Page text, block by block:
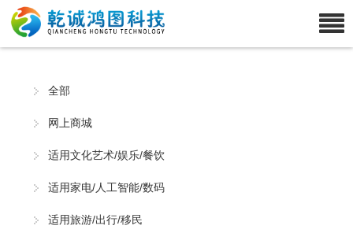
全部
网上商城
适用文化艺术/娱乐/餐饮
适用家电/人工智能/数码
适用旅游/出行/移民